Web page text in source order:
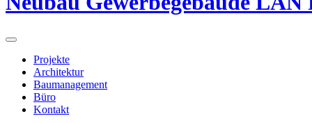
Projekte
Architektur
Baumanagement
Büro
Kontakt